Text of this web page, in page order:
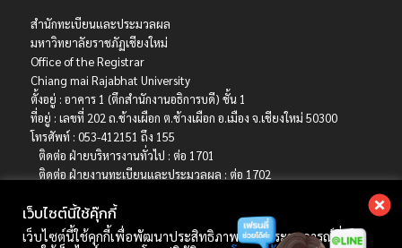
สำนักทะเบียนและประมวลผล
มหาวิทยาลัยราชภัฏเชียงใหม่
Office of the Registrar
Chiang mai Rajabhat University
ตั้งอยู่ : อาคาร 1 (ตึกสำนักงานอธิการบดี) ชั้น 1
ที่อยู่ : เลขที่ 202 ถ.ช้างเผือก ต.ช้างเผือก อ.เมือง จ.เชียงใหม่ 50300
โทรศัพท์ : 053-412151 ถึง 155
ติดต่อ ฝ่ายบริหารงานทั่วไป : ต่อ 1701
ติดต่อ ฝ่ายงานทะเบียนและประมวลผล : ต่อ 1702
ติดต่อ ฝ่ายรับเข้าศึกษา : ต่อ 1704
เบอร์มือถือ : 06-4786-8392
เว็บไซต์นี้ใช้คุ๊กกี้
เว็บไซต์นี้ใช้คุกกี้เพื่อพัฒนาประสิทธิภาพ และประสบการณ์ที่ดีใน